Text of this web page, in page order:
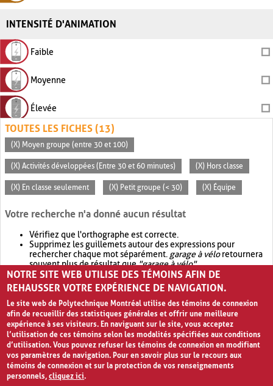
INTENSITÉ D'ANIMATION
Faible
Moyenne
Élevée
TOUTES LES FICHES (13)
(X) Moyen groupe (entre 30 et 100)
(X) Activités développées (Entre 30 et 60 minutes) (X) Hors classe
(X) En classe seulement (X) Petit groupe (< 30) (X) Équipe
Votre recherche n'a donné aucun résultat
Vérifiez que l'orthographe est correcte.
Supprimez les guillemets autour des expressions pour
rechercher chaque mot séparément. garage à véloretournera
souvent plus de résultat que"garage à vélo".
Envisagez d'élargir votre recherche avec OR.garage OR vélo
retournera souvent plus de résultat quegarage à vélo
NOTRE SITE WEB UTILISE DES TÉMOINS AFIN DE
REHAUSSER VOTRE EXPÉRIENCE DE NAVIGATION.
Le site web de Polytechnique Montréal utilise des témoins de connexion
afin de recueillir des statistiques générales et offrir une meilleure
expérience à ses visiteurs. En naviguant sur le site, vous acceptez
l’utilisation de ces témoins selon les modalités spécifiées aux conditions
d’utilisation. Vous pouvez refuser les témoins de connexion en modifiant
vos paramètres de navigation. Pour en savoir plus sur le recours aux
témoins de connexion et sur la protection de vos renseignements
personnels,cliquez ici.